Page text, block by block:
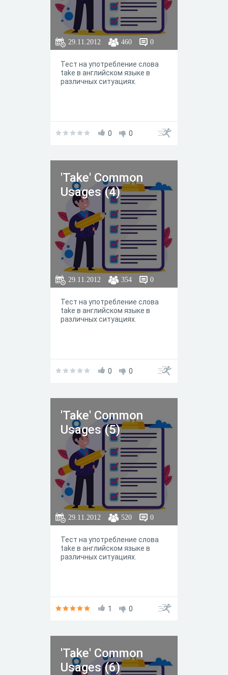
29.11.2012 460 0
Тест на употребление слова
take в английском языке в
различных ситуациях.
0 0
'Take' Common
Usages (4)
29.11.2012 354 0
Тест на употребление слова
take в английском языке в
различных ситуациях.
0 0
'Take' Common
Usages (5)
29.11.2012 520 0
Тест на употребление слова
take в английском языке в
различных ситуациях.
1 0
'Take' Common
Usages (6)